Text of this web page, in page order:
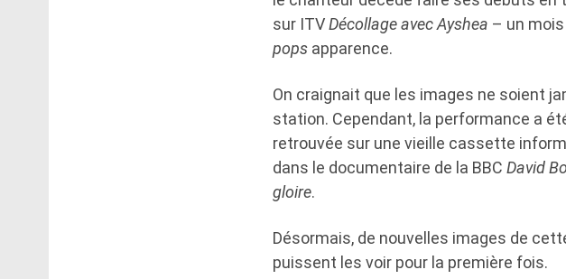
sur ITVDécollage avec Ayshea – un
pops apparence.
On craignait que les images ne soient
station. Cependant, la performance a
retrouvée sur une vieille cassette
dans le documentaire de la BBC David
gloire.
Désormais, de nouvelles images de
puissent les voir pour la première fois.